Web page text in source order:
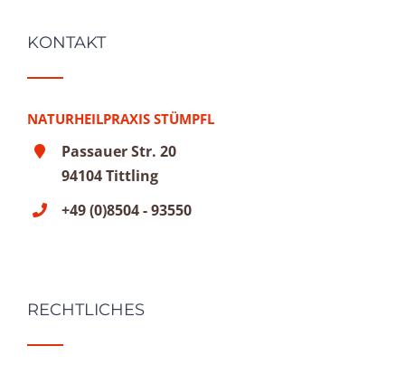
KONTAKT
NATURHEILPRAXIS STÜMPFL
Passauer Str. 20
94104 Tittling
+49 (0)8504 - 93550
RECHTLICHES